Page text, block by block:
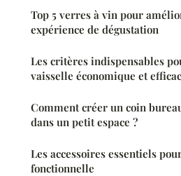
Top 5 verres à vin pour
expérience de dégustation
Les critères indispensables
vaisselle économique et
Comment créer un coin
dans un petit espace ?
Les accessoires essentiels
fonctionnelle